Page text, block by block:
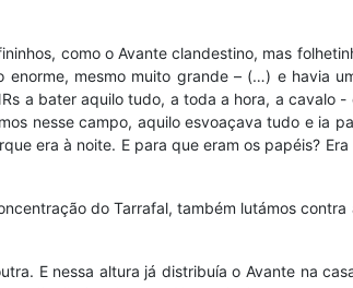
como o Avante clandestino, mas
mesmo muito grande – (…) e havia
a bater aquilo tudo, a toda a hora, a cavalo
nesse campo, aquilo esvoaçava tudo e ia
era à noite. E para que eram os papéis?
do Tarrafal, também lutámos
E nessa altura já distribuía o Avante na